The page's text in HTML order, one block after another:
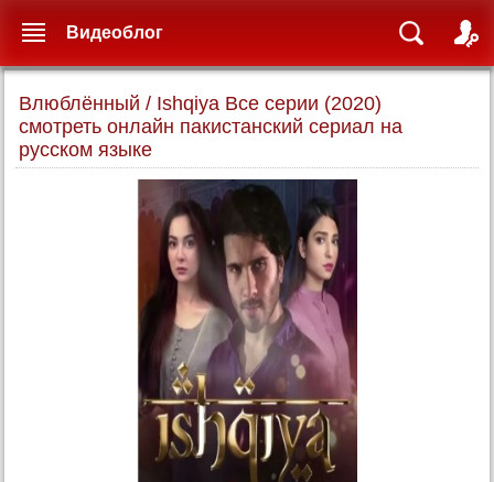
Влюблённый / Ishqiya Все серии (2020)
смотреть онлайн пакистанский сериал на
русском языке
Видеоблог